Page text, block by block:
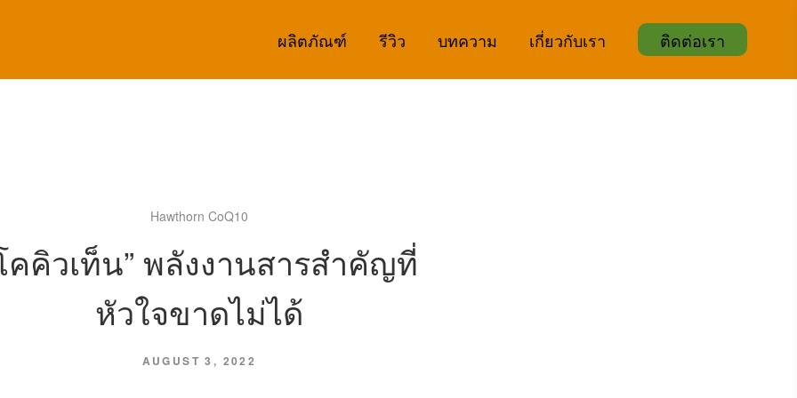
ผลิตภัณฑ์ รีวิว บทความ เกี่ยวกับเรา ติดต่อเรา
Hawthorn CoQ10
คคิวเท็น” พลังงานสารสำคัญที่
หัวใจขาดไม่ได้
AUGUST 3, 2022